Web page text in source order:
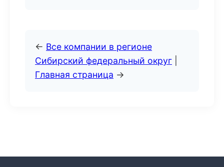
← Все компании в регионе
Сибирский федеральный округ
Главная страница →